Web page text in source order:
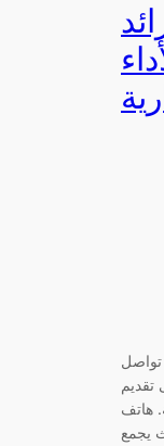
تواصل
هاتف
يجمع